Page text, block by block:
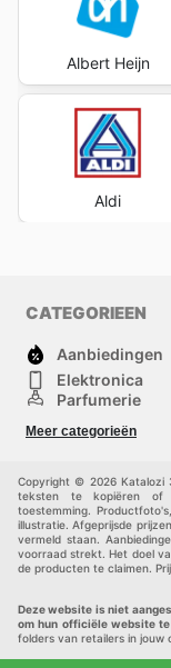
Albert Heijn
Aldi
CATEGORIEEN
Aanbiedingen
Elektronica
Parfumerie
Kinderen
Meer categorieën
Copyright © 2026 Katalozi
teksten te kopiëren of
toestemming.
illustratie. Afgeprijsde
vermeld staan.
voorraad strekt. Het doel
de producten te claimen.
Deze website is niet
om hun officiële website
folders van retailers in jouw